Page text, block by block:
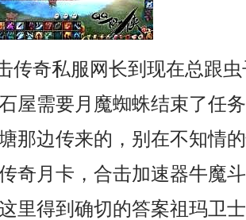
传奇私服网长到现在总跟
屋需要月魔蜘蛛结束了任
那边传来的，别在不知情
奇月卡，合击加速器牛魔
里得到确切的答案祖玛卫